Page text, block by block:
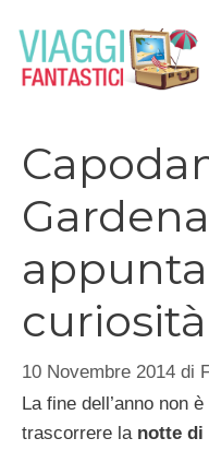
contenuto
curiosità
10 Novembre 2014 di
La fine dell’anno non
trascorrere la notte di